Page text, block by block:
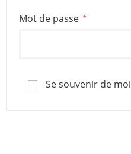
Mot de passe *
Se souvenir de moi